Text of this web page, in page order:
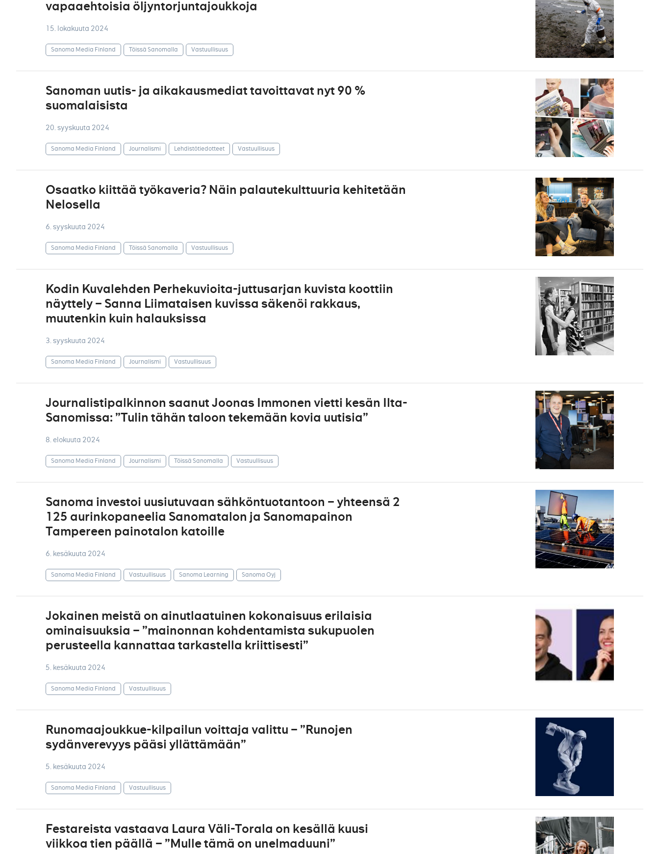
vapaaehtoisia öljyntorjuntajoukkoja
15. lokakuuta 2024
Sanoma Media Finland Töissä Sanomalla Vastuullisuus
Sanoman uutis- ja aikakausmediat tavoittavat nyt 90 %
suomalaisista
20. syyskuuta 2024
Sanoma Media Finland Journalismi Lehdistötiedotteet Vastuullisuus
Osaatko kiittää työkaveria? Näin palautekulttuuria kehitetään
Nelosella
6. syyskuuta 2024
Sanoma Media Finland Töissä Sanomalla Vastuullisuus
Kodin Kuvalehden Perhekuvioita-juttusarjan kuvista koottiin
näyttely – Sanna Liimataisen kuvissa säkenöi rakkaus,
muutenkin kuin halauksissa
3. syyskuuta 2024
Sanoma Media Finland Journalismi Vastuullisuus
Journalistipalkinnon saanut Joonas Immonen vietti kesän Ilta-
Sanomissa: ”Tulin tähän taloon tekemään kovia uutisia”
8. elokuuta 2024
Sanoma Media Finland Journalismi Töissä Sanomalla Vastuullisuus
Sanoma investoi uusiutuvaan sähköntuotantoon – yhteensä 2
125 aurinkopaneelia Sanomatalon ja Sanomapainon
Tampereen painotalon katoille
6. kesäkuuta 2024
Sanoma Media Finland Vastuullisuus Sanoma Learning Sanoma Oyj
Jokainen meistä on ainutlaatuinen kokonaisuus erilaisia
ominaisuuksia – ”mainonnan kohdentamista sukupuolen
perusteella kannattaa tarkastella kriittisesti”
5. kesäkuuta 2024
Sanoma Media Finland Vastuullisuus
Runomaajoukkue-kilpailun voittaja valittu – ”Runojen
sydänverevyys pääsi yllättämään”
5. kesäkuuta 2024
Sanoma Media Finland Vastuullisuus
Festareista vastaava Laura Väli-Torala on kesällä kuusi
viikkoa tien päällä – ”Mulle tämä on unelmaduuni”